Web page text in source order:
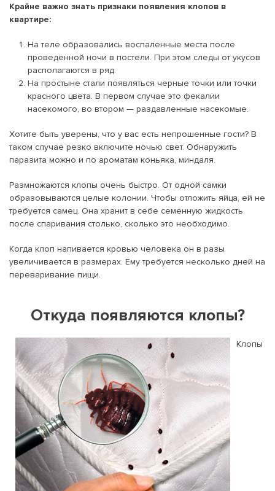
Крайне важно знать признаки появления клопов в
квартире:
На теле образовались воспаленные места после
проведенной ночи в постели. При этом следы от укусов
располагаются в ряд.
На простыне стали появляться черные точки или точки
красного цвета. В первом случае это фекалии
насекомого, во втором — раздавленные насекомые.
Хотите быть уверены, что у вас есть непрошенные гости? В
таком случае резко включите ночью свет. Обнаружить
паразита можно и по ароматам коньяка, миндаля.
Размножаются клопы очень быстро. От одной самки
образовываются целые колонии. Чтобы отложить яйца, ей не
требуется самец. Она хранит в себе семенную жидкость
после спаривания столько, сколько это необходимо.
Когда клоп напивается кровью человека он в разы
увеличивается в размерах. Ему требуется несколько дней на
переваривание пищи.
Откуда появляются клопы?
Клопы